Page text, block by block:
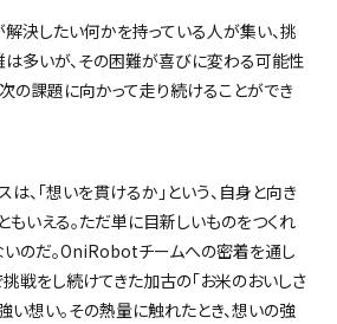
解決したい何かを持っている人が集い、挑
多いが、その困難が喜びに変わる可能性
の課題に向かって走り続けることができ
、「想いを貫けるか」という、自身と向き
いえる。ただ単に目新しいものをつくれ
のだ。OniRobotチームへの密着を通し
戦をし続けてきた加古の「お米のおいしさ
い想い。その熱量に触れたとき、想いの強